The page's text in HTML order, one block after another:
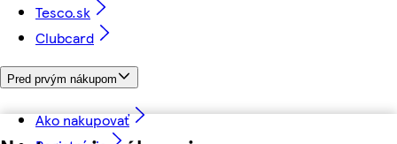
Tesco.sk
Clubcard
Pred prvým nákupom
Ako nakupovať